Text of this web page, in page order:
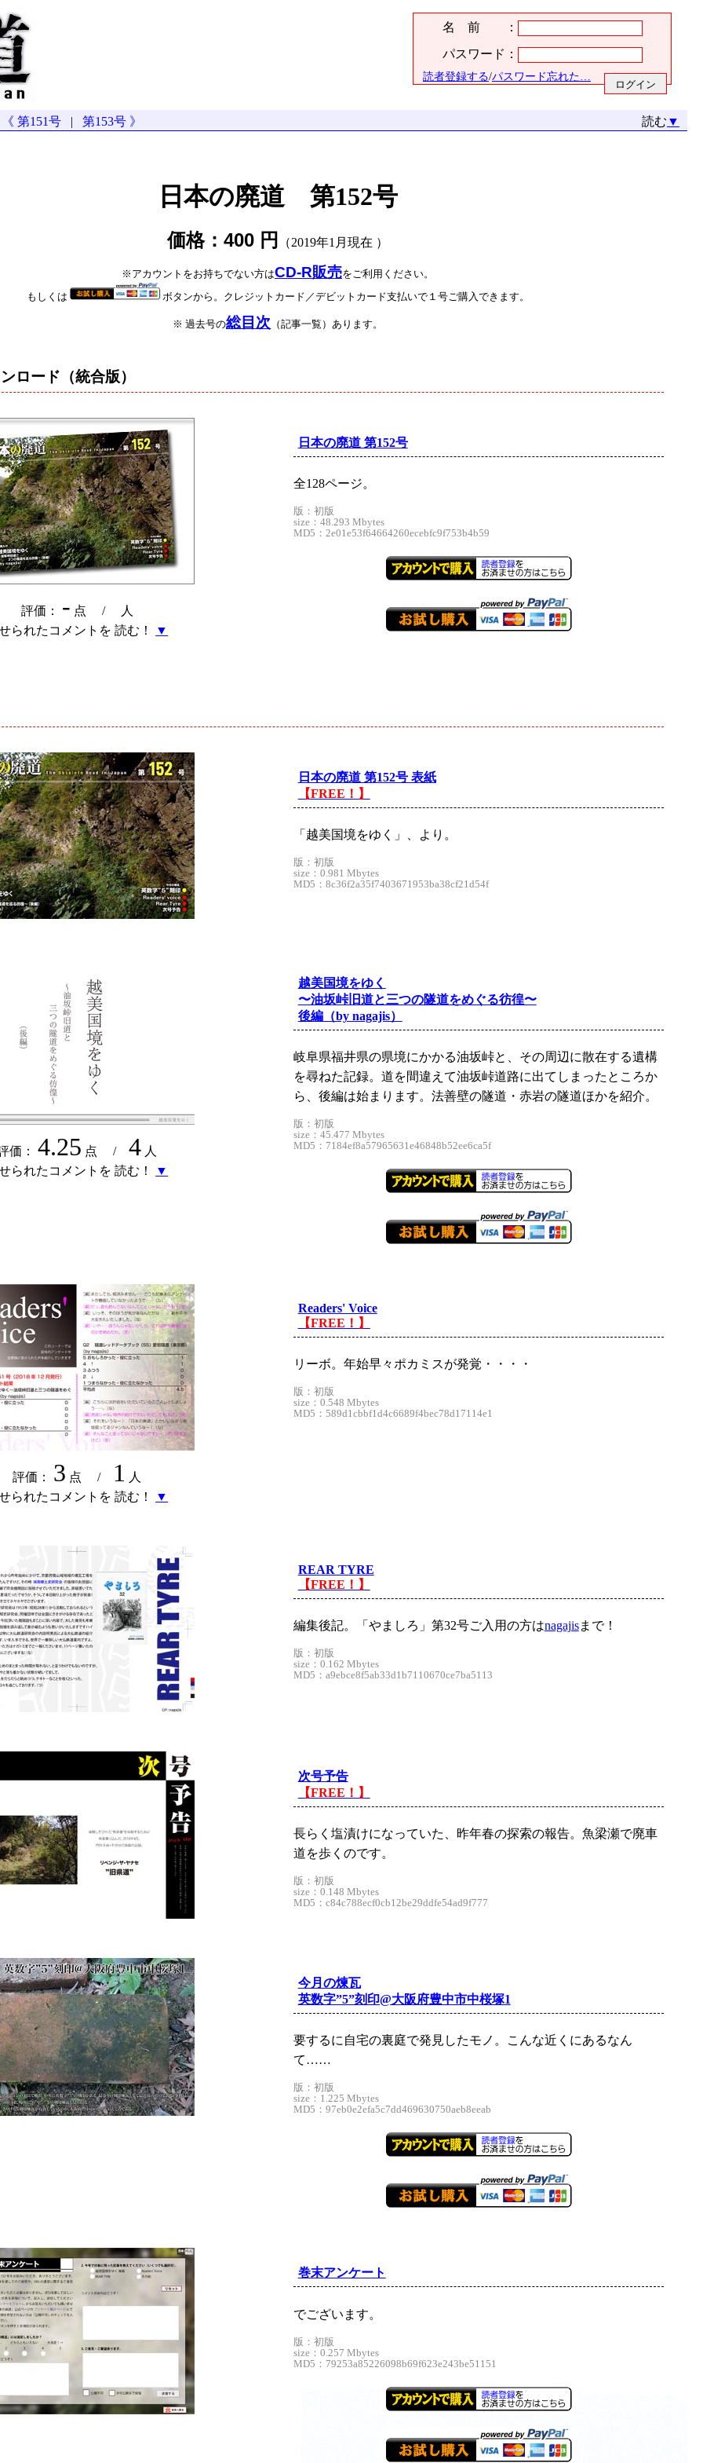
名 前 ：
パスワード：
読者登録する/パスワード忘れた…
読む ▼
《 第151号 | 第153号 》
日本の廃道 第152号
価格：400 円 （2019年1月現在 ）
※アカウントをお持ちでない方はCD-R販売をご利用ください。
もしくは ボタンから。クレジットカード／デビットカード支払いで１号ご購入できます。
※ 過去号の総目次 （記事一覧）あります。
ロード （統合版）
評価： - 点 /
人
られたコメントを 読む！
▼
日本の廃道 第152号
全128ページ。
版：初版
size：48.293 Mbytes
MD5：2e01e53f64664260ecebfc9f753b4b59
日本の廃道 第152号 表紙
【FREE！】
「越美国境をゆく」、より。
版：初版
size：0.981 Mbytes
MD5：8c36f2a35f7403671953ba38cf21d54f
価：4.25 点 /4 人
られたコメントを 読む！
▼
越美国境をゆく
〜油坂峠旧道と三つの隧道をめぐる彷徨〜
後編（by nagajis）
岐阜県福井県の県境にかかる油坂峠と、その周辺に散在する遺構
を尋ねた記録。道を間違えて油坂峠道路に出てしまったところか
ら、後編は始まります。法善壁の隧道・赤岩の隧道ほかを紹介。
版：初版
size：45.477 Mbytes
MD5：7184ef8a57965631e46848b52ee6ca5f
評価： 3 点 / 1
人
られたコメントを 読む！
▼
Readers' Voice
【FREE！】
リーボ。年始早々ポカミスが発覚・・・・
版：初版
size：0.548 Mbytes
MD5：589d1cbbf1d4c6689f4bec78d17114e1
REAR TYRE
【FREE！】
編集後記。「やましろ」第32号ご入用の方はnagajisまで！
版：初版
size：0.162 Mbytes
MD5：a9ebce8f5ab33d1b7110670ce7ba5113
次号予告
【FREE！】
長らく塩漬けになっていた、昨年春の探索の報告。魚梁瀬で廃車
道を歩くのです。
版：初版
size：0.148 Mbytes
MD5：c84c788ecf0cb12be29ddfe54ad9f777
今月の煉瓦
英数字”5”刻印@大阪府豊中市中桜塚1
要するに自宅の裏庭で発見したモノ。こんな近くにあるなん
て……
版：初版
size：1.225 Mbytes
MD5：97eb0e2efa5c7dd469630750aeb8eeab
巻末アンケート
でございます。
版：初版
size：0.257 Mbytes
MD5：79253a85226098b69f623e243be51151